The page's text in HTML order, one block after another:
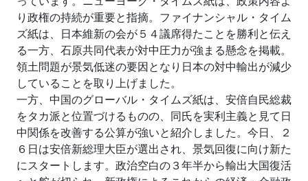
り政権の持続が重要と指摘。ファイナンシャル・タイム
ズ紙は、日本維新の会が５４議席得たことを勝利と伝え
る一方、石原共同代表が対中圧力が強まる懸念を掲載。
領土問題が景気低迷の要因となり日本の対中輸出が減少
していることを取り上げました。
一方、中国のグローバル・タイムズ紙は、安倍自民総裁
をタカ派と位置づけるものの、同氏を実利主義と見て日
中関係を改善する公算が強いと紹介しました。今日、２
６日は安倍新総理大臣が選出され、景気回復に向け新た
にスタートします。政治空白の３年半から輸出大国復活